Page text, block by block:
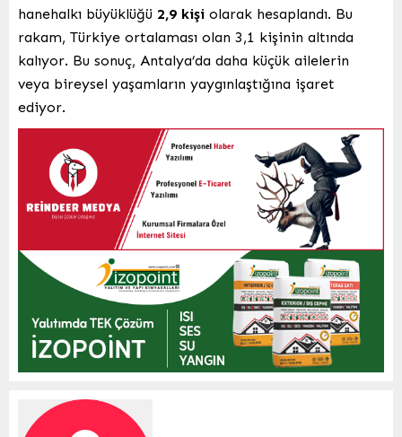
hanehalkı büyüklüğü 2,9 kişi olarak hesaplandı. Bu
rakam, Türkiye ortalaması olan 3,1 kişinin altında
kalıyor. Bu sonuç, Antalya’da daha küçük ailelerin
veya bireysel yaşamların yaygınlaştığına işaret
ediyor.